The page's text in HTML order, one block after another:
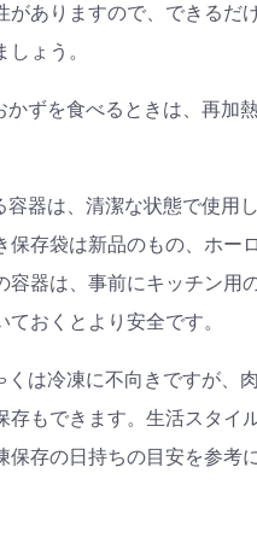
がありますので、できるだ
ょう。
かずを食べるときは、再加
容器は、清潔な状態で使用
保存袋は新品のもの、ホー
容器は、事前にキッチン用
ておくとより安全です。
くは冷凍に不向きですが、
存もできます。生活スタイ
保存の日持ちの目安を参考